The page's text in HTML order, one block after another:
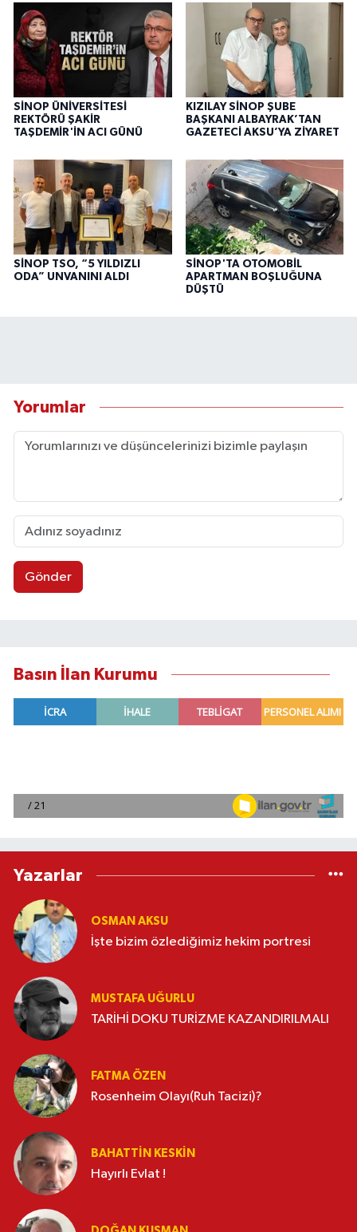
SİNOP ÜNİVERSİTESİ
REKTÖRÜ ŞAKİR
TAŞDEMİR'İN ACI GÜNÜ
KIZILAY SİNOP ŞUBE
BAŞKANI ALBAYRAK’TAN
GAZETECİ AKSU’YA ZİYARET
SİNOP TSO, “5 YILDIZLI
ODA” UNVANINI ALDI
SİNOP'TA OTOMOBİL
APARTMAN BOŞLUĞUNA
DÜŞTÜ
Yorumlar
Gönder
Basın İlan Kurumu
Yazarlar
OSMAN AKSU
İşte bizim özlediğimiz hekim portresi
MUSTAFA UĞURLU
TARİHİ DOKU TURİZME KAZANDIRILMALI
FATMA ÖZEN
Rosenheim Olayı(Ruh Tacizi)?
BAHATTIN KESKİN
Hayırlı Evlat !